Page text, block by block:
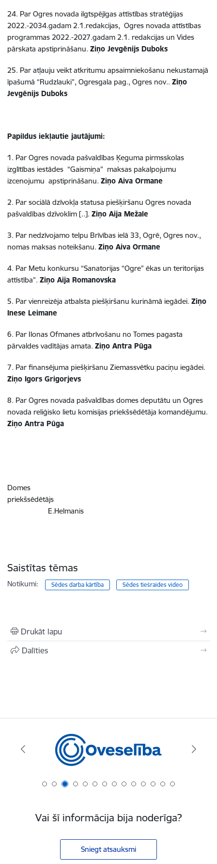
24. Par Ogres novada ilgtspējīgas attīstības stratēģijas
2022.-2034.gadam 2.1.redakcijas, Ogres novada attīstības
programmas 2022.-2027.gadam 2.1. redakcijas un Vides
pārskata apstiprināšanu. Ziņo Jevgēnijs Duboks
25. Par atļauju veikt atkritumu apsaimniekošanu nekustamajā
īpašumā “Rudzlauki”, Ogresgala pag., Ogres nov.. Ziņo
Jevgēnijs Duboks
Papildus iekļautie jautājumi:
1. Par Ogres novada pašvaldības Ķeguma pirmsskolas
izglītības iestādes “Gaismiņa” maksas pakalpojumu
izcenojumu apstiprināšanu. Ziņo Aiva Ormane
2. Par sociālā dzīvokļa statusa piešķiršanu Ogres novada
pašvaldības dzīvoklim [..]. Ziņo Aija Mežale
3. Par nedzīvojamo telpu Brīvības ielā 33, Ogrē, Ogres nov.,
nomas maksas noteikšanu. Ziņo Aiva Ormane
4. Par Metu konkursu “Sanatorijas “Ogre” ēkas un teritorijas
attīstība”. Ziņo Aija Romanovska
5. Par vienreizēja atbalsta piešķiršanu kurināmā iegādei. Ziņo
Inese Leimane
6. Par Ilonas Ofmanes atbrīvošanu no Tomes pagasta
pārvaldes vadītājas amata. Ziņo Antra Pūga
7. Par finansējuma piešķiršanu Ziemassvētku paciņu iegādei.
Ziņo Igors Grigorjevs
8. Par Ogres novada pašvaldības domes deputātu un Ogres
novada reliģisko lietu komisijas priekšsēdētāja komandējumu.
Ziņo Antra Pūga
Domes
priekšsēdētājs
E.Helmanis
Saistītas tēmas
Notikumi: Sēdes darba kārtība Sēdes tiešraides video
Drukāt lapu
Dalīties
Vai šī informācija bija noderīga?
Sniegt atsauksmi